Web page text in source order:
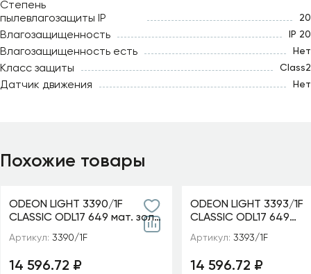
Степень
пылевлагозащиты IP
20
Влагозащищенность IP 20
Влагозащищенность есть Нет
Класс защиты Class2
Датчик движения Нет
Похожие товары
ODEON LIGHT 3390/1F
CLASSIC ODL17 649 мат. зол/
абажур ткань/хрусталь
Торшер E14 40W 220V
Артикул: 3390/1F
14 596.72 ₽
ODEON LIGHT 3393/1F
CLASSIC ODL17 649
мат.золото/абажур
хрусталь Торшер E14
Артикул: 3393/1F
14 596.72 ₽